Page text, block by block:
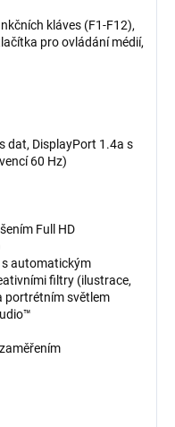
kláves (F1-F12),
pro ovládání médií,
dat, DisplayPort 1.4a s
60 Hz)
Full HD
automatickým
filtry (ilustrace,
portrétním světlem